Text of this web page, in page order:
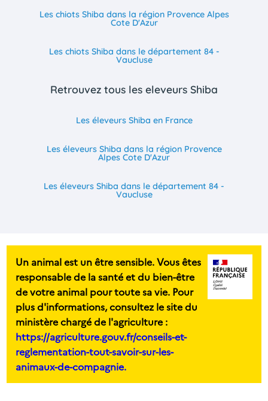
Les chiots Shiba dans la région Provence Alpes
Cote D'Azur
Les chiots Shiba dans le département 84 -
Vaucluse
Retrouvez tous les eleveurs Shiba
Les éleveurs Shiba en France
Les éleveurs Shiba dans la région Provence
Alpes Cote D'Azur
Les éleveurs Shiba dans le département 84 -
Vaucluse
Un animal est un être sensible. Vous êtes
responsable de la santé et du bien-être
de votre animal pour toute sa vie. Pour
plus d'informations, consultez le site du
ministère chargé de l'agriculture :
https://agriculture.gouv.fr/conseils-et-
reglementation-tout-savoir-sur-les-
animaux-de-compagnie.